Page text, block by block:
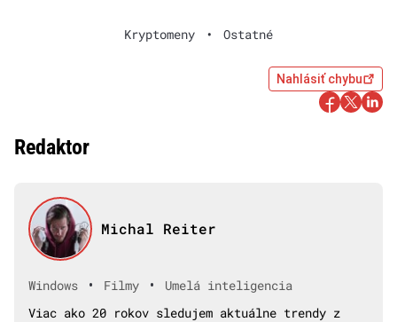
Kryptomeny • Ostatné
Nahlásiť chybu
Redaktor
Michal Reiter
Windows • Filmy •
Umelá inteligencia
Viac ako 20 rokov sledujem aktuálne trendy z